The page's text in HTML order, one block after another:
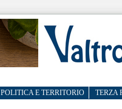
POLITICA E TERRITORIO TERZA